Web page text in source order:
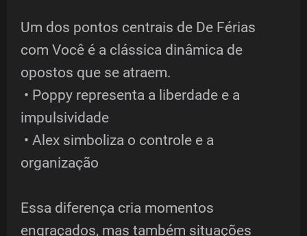
Um dos pontos centrais de De Férias
com Você é a clássica dinâmica de
opostos que se atraem.
• Poppy representa a liberdade e a
impulsividade
• Alex simboliza o controle e a
organização
Essa diferença cria momentos
engraçados, mas também situações